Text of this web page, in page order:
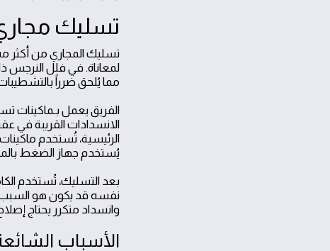
تسليك
تسليك المجاري من أكثر
لمعاناة. في فلل النرجس
مما يُلحق ضرراً
الفريق يعمل بـماكينات
الانسدادات القريبة في
الرئيسية، تُستخدم
يُستخدم جهاز الضغط
بعد التسليك، تُستخدم
نفسه قد يكون هو السبب
وانسداد متكرر يحتاج
الأسباب